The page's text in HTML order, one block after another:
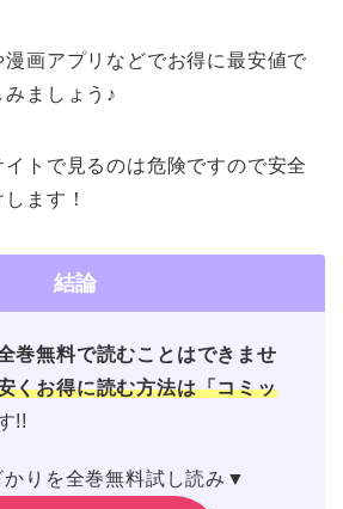
画アプリなどでお得に最安値で
ましょう♪
トで見るのは危険ですので安全
ます！
結論
巻無料で読むことはできませ
くお得に読む方法は「コミッ
!!
りを全巻無料試し読み▼